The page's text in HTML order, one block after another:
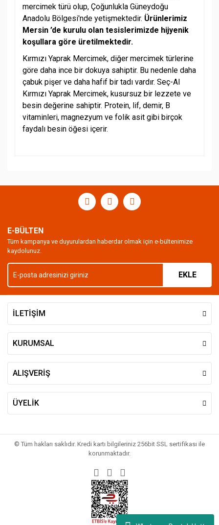
mercimek türü olup, Çoğunlukla Güneydoğu
Anadolu Bölgesi'nde yetişmektedir. Ürünlerimiz
Mersin ’de kurulu olan tesislerimizde hijyenik
koşullara göre üretilmektedir.
Kırmızı Yaprak Mercimek, diğer mercimek türlerine
göre daha ince bir dokuya sahiptir. Bu nedenle daha
çabuk pişer ve daha hafif bir tadı vardır. Seç-Al
Kırmızı Yaprak Mercimek, kusursuz bir lezzete ve
besin değerine sahiptir. Protein, lif, demir, B
vitaminleri, magnezyum ve folik asit gibi birçok
faydalı besin öğesi içerir.
Yorum Yaz
Görüş ve önerileriniz için teşekkür ederiz.
Ürün resmi kalitesiz, bozuk veya görüntülenemiyor.
Ürün açıklamasında eksik bilgiler bulunuyor.
Ürün bilgilerinde hatalar bulunuyor.
Gönder
E-BÜLTEN
Tüm kampanya ve duyurulardan haberdar olmak için e-bültenimize
kaydolunuz.
EKLE
İLETİŞİM
KURUMSAL
ALIŞVERİŞ
ÜYELİK
© Tüm hakları saklıdır. Kredi kartı bilgileriniz 256bit SSL sertifikası ile
korunmaktadır.